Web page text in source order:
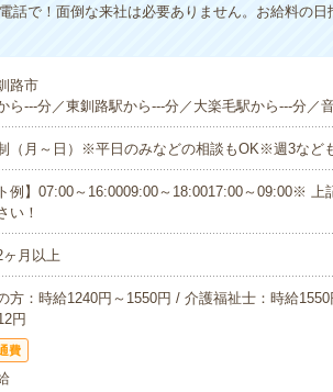
話で！面倒な来社は必要ありません。お給料の日
路市
ら---分／東釧路駅から---分／大楽毛駅から---分／
（月～日）※平日のみなどの相談もOK※週3など
例】07:00～16:0009:00～18:0017:00～09:00※
い！
月以上
方：時給1240円～1550円 / 介護福祉士：時給
円
費